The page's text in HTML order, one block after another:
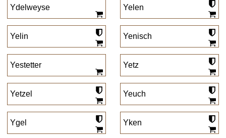
Ydelweyse Yelen
Yelin Yenisch
Yestetter Yetz
Yetzel Yeuch
Ygel Yken